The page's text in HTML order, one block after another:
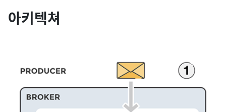
아키텍쳐